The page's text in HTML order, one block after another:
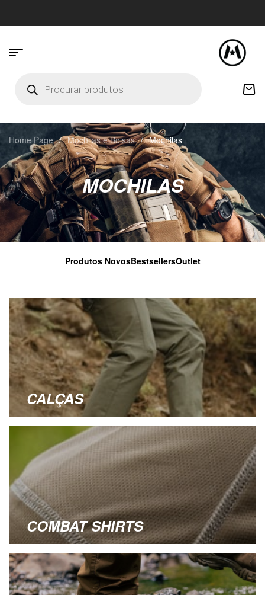
MOCHILAS
Home Page / Mochilas e Bolsas / Mochilas
Produtos NovosBestsellersOutlet
CALÇAS
COMBAT SHIRTS